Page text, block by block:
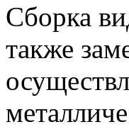
Сборка
также